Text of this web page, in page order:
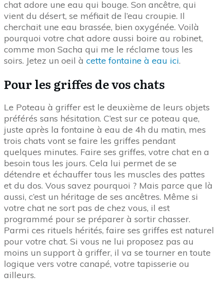
chat adore une eau qui bouge. Son ancêtre, qui
vient du désert, se méfiait de l’eau croupie. Il
cherchait une eau brassée, bien oxygénée. Voilà
pourquoi votre chat adore aussi boire au robinet,
comme mon Sacha qui me le réclame tous les
soirs. Jetez un oeil à cette fontaine à eau ici.
Pour les griffes de vos chats
Le Poteau à griffer est le deuxième de leurs objets
préférés sans hésitation. C’est sur ce poteau que,
juste après la fontaine à eau de 4h du matin, mes
trois chats vont se faire les griffes pendant
quelques minutes. Faire ses griffes, votre chat en a
besoin tous les jours. Cela lui permet de se
détendre et échauffer tous les muscles des pattes
et du dos. Vous savez pourquoi ? Mais parce que là
aussi, c’est un héritage de ses ancêtres. Même si
votre chat ne sort pas de chez vous, il est
programmé pour se préparer à sortir chasser.
Parmi ces rituels hérités, faire ses griffes est naturel
pour votre chat. Si vous ne lui proposez pas au
moins un support à griffer, il va se tourner en toute
logique vers votre canapé, votre tapisserie ou
ailleurs.